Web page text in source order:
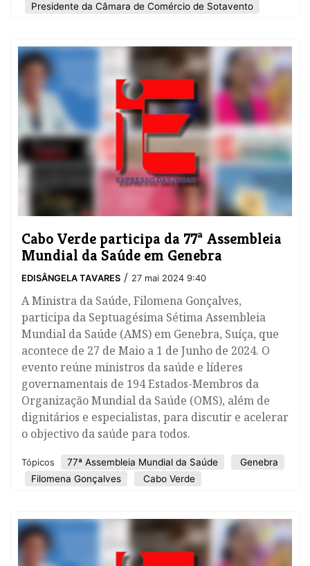
Presidente da Câmara de Comércio de Sotavento
​Cabo Verde participa da 77ª Assembleia
Mundial da Saúde em Genebra
EDISÂNGELA TAVARES / 27 mai 2024 9:40
A Ministra da Saúde, Filomena Gonçalves,
participa da Septuagésima Sétima Assembleia
Mundial da Saúde (AMS) em Genebra, Suíça, que
acontece de 27 de Maio a 1 de Junho de 2024. O
evento reúne ministros da saúde e líderes
governamentais de 194 Estados-Membros da
Organização Mundial da Saúde (OMS), além de
dignitários e especialistas, para discutir e acelerar
o objectivo da saúde para todos.
Tópicos 77ª Assembleia Mundial da Saúde
Genebra
Filomena Gonçalves
Cabo Verde